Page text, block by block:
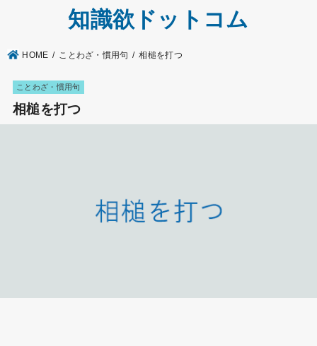
知識欲ドットコム
HOME ことわざ・慣用句 相槌を打つ
ことわざ・慣用句
相槌を打つ